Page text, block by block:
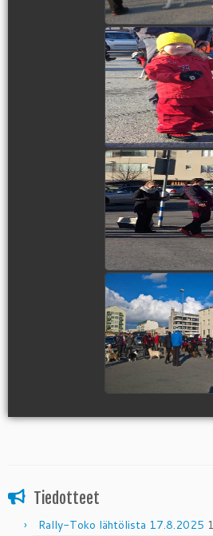
view
view
view
Tiedotteet
Rally-Toko lähtölista 17.8.2025